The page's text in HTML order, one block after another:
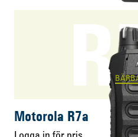
Motorola R7a